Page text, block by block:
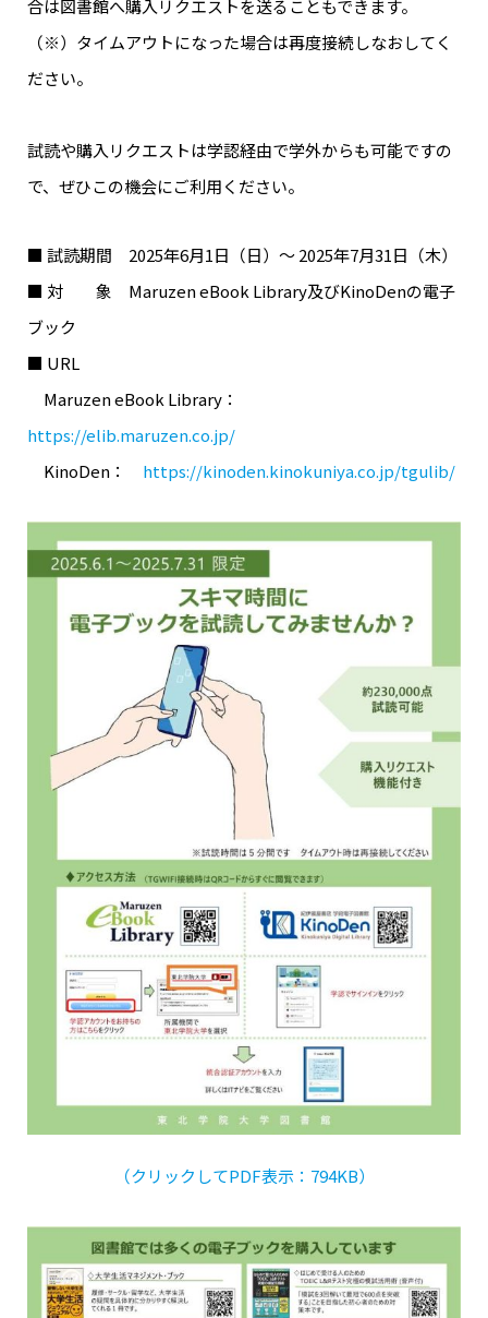
合は図書館へ購入リクエストを送ることもできます。
（※）タイムアウトになった場合は再度接続しなおしてく
ださい。
試読や購入リクエストは学認経由で学外からも可能ですの
で、ぜひこの機会にご利用ください。
■ 試読期間 2025年6月1日（日）～ 2025年7月31日（木）
■ 対 象 Maruzen eBook Library及びKinoDenの電子
ブック
■ URL
Maruzen eBook Library：
https://elib.maruzen.co.jp/
KinoDen： https://kinoden.kinokuniya.co.jp/tgulib/
（クリックしてPDF表示：794KB）